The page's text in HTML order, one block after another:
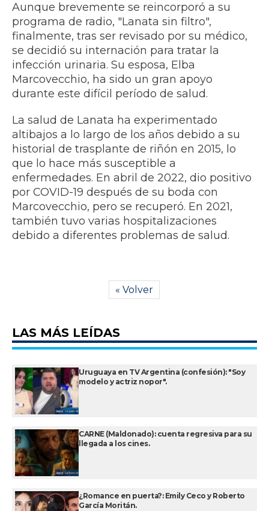
Aunque brevemente se reincorporó a su
programa de radio, "Lanata sin filtro",
finalmente, tras ser revisado por su médico,
se decidió su internación para tratar la
infección urinaria. Su esposa, Elba
Marcovecchio, ha sido un gran apoyo
durante este difícil período de salud.
La salud de Lanata ha experimentado
altibajos a lo largo de los años debido a su
historial de trasplante de riñón en 2015, lo
que lo hace más susceptible a
enfermedades. En abril de 2022, dio positivo
por COVID-19 después de su boda con
Marcovecchio, pero se recuperó. En 2021,
también tuvo varias hospitalizaciones
debido a diferentes problemas de salud.
« Volver
LAS MÁS LEÍDAS
Uruguaya en TV Argentina (confesión): "Soy
modelo y actriz nopor".
CARNE (Maldonado): cuenta regresiva para su
llegada a los cines.
¿Romance en puerta?: Emily Ceco y Roberto
García Moritán.